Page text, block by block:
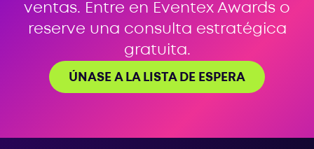
ventas. Entre en Eventex Awards o
reserve una consulta estratégica
gratuita.
ÚNASE A LA LISTA DE ESPERA